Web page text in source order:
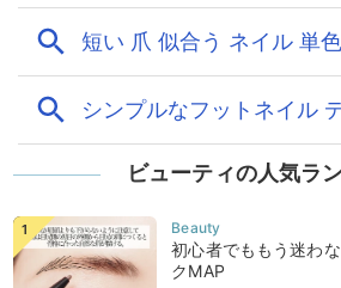
ビューティの人気ラ
初心者でももう迷わ
クMAP